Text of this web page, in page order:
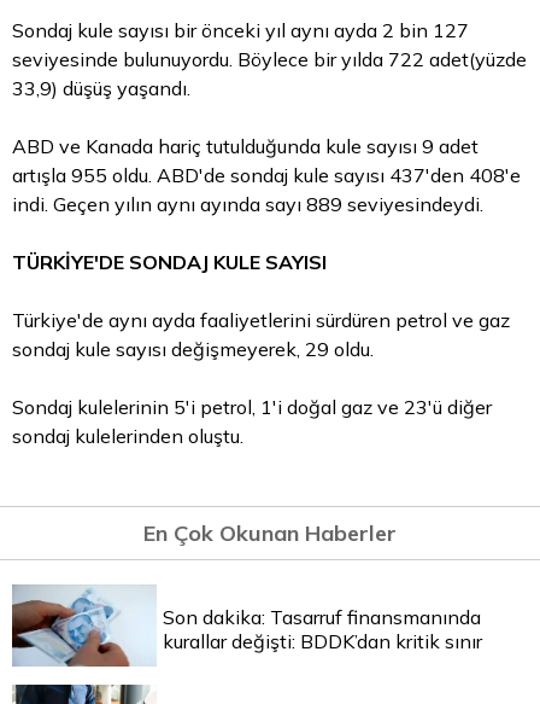
Sondaj kule sayısı bir önceki yıl aynı ayda 2 bin 127
seviyesinde bulunuyordu. Böylece bir yılda 722 adet(yüzde
33,9) düşüş yaşandı.
ABD ve Kanada hariç tutulduğunda kule sayısı 9 adet
artışla 955 oldu. ABD'de sondaj kule sayısı 437'den 408'e
indi. Geçen yılın aynı ayında sayı 889 seviyesindeydi.
TÜRKİYE'DE SONDAJ KULE SAYISI
Türkiye'de aynı ayda faaliyetlerini sürdüren petrol ve gaz
sondaj kule sayısı değişmeyerek, 29 oldu.
Sondaj kulelerinin 5'i petrol, 1'i doğal gaz ve 23'ü diğer
sondaj kulelerinden oluştu.
En Çok Okunan Haberler
Son dakika: Tasarruf finansmanında
kurallar değişti: BDDK’dan kritik sınır